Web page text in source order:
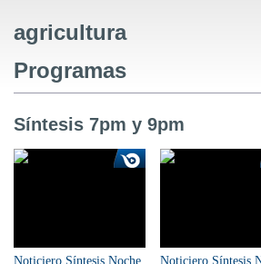
agricultura
Programas
Síntesis 7pm y 9pm
Noticiero Síntesis Noche
Noticiero Síntesis